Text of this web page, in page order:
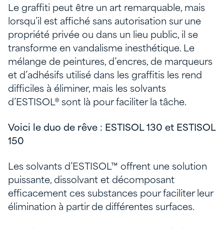
Le graffiti peut être un art remarquable, mais
lorsqu’il est affiché sans autorisation sur une
propriété privée ou dans un lieu public, il se
transforme en vandalisme inesthétique. Le
mélange de peintures, d’encres, de marqueurs
et d’adhésifs utilisé dans les graffitis les rend
difficiles à éliminer, mais les solvants
d’ESTISOL® sont là pour faciliter la tâche.
Voici le duo de rêve : ESTISOL 130 et ESTISOL
150
Les solvants d’ESTISOL™ offrent une solution
puissante, dissolvant et décomposant
efficacement ces substances pour faciliter leur
élimination à partir de différentes surfaces.